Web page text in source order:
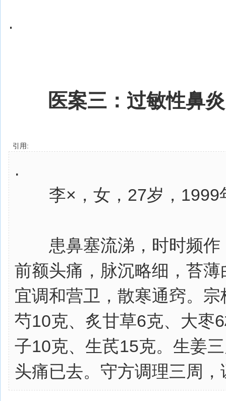
.
医案三：过敏性鼻炎
引用:
.
李×，女，27岁，1999
患鼻塞流涕，时时频作
前额头痛，脉沉略细，苔
宜调和营卫，散寒通窍。
芍10克、炙甘草6克、大枣
子10克、生芪15克。生姜
头痛已去。守方调理三周